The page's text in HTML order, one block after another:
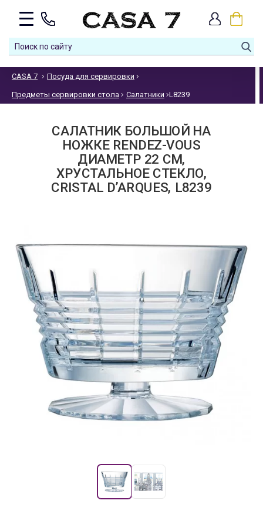
CASA 7 Посуда для сервировки
Предметы сервировки стола Салатники L8239
САЛАТНИК БОЛЬШОЙ НА
НОЖКЕ RENDEZ-VOUS
ДИАМЕТР 22 СМ,
ХРУСТАЛЬНОЕ СТЕКЛО,
CRISTAL D’ARQUES, L8239